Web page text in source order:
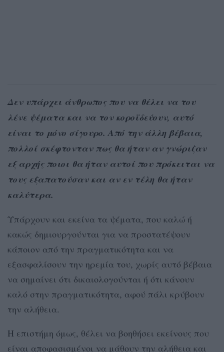
Δεν υπάρχει άνθρωπος που να θέλει να του
λένε ψέματα και να τον κοροϊδεύουν, αυτό
είναι το μόνο σίγουρο. Από την άλλη βέβαια,
πολλοί σκέφτονταν πως θα ήταν αν γνώριζαν
εξ αρχής ποιοι θα ήταν αυτοί που πρόκειται να
τους εξαπατούσαν και αν εν τέλη θα ήταν
καλύτερα.
Υπάρχουν και εκείνα τα ψέματα, που καλώ ή
κακώς δημιουργούνται για να προστατέψουν
κάποιον από την πραγματικότητα και να
εξασφαλίσουν την ηρεμία του, χωρίς αυτό βέβαια
να σημαίνει ότι δικαιολογούνται ή ότι κάνουν
καλό στην πραγματικότητα, αφού πάλι κρύβουν
την αλήθεια.
Η επιστήμη όμως, θέλει να βοηθήσει εκείνους που
είναι αποφασισμένοι να μάθουν την αλήθεια και